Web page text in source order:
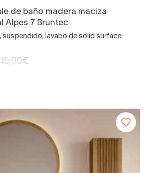
de baño madera maciza
Alpes 7 Bruntec
suspendido, lavabo de solid surface